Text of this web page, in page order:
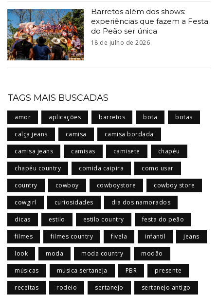
Barretos além dos shows:
experiências que fazem a Festa
do Peão ser única
18 de julho de 2026
TAGS MAIS BUSCADAS
amor aplicações barretos bota botas
calça jeans camisa camisa bordada
camisa jeans camisas camisete chapéu
chapéu country comida caipira como usar
country cowboy cowboystore cowboy store
cowgirl curiosidades dia dos namorados
dicas estilo estilo country festa do peão
filmes filmes country fivela infantil jeans
look moda moda country modão
músicas música sertaneja PBR presente
receitas rodeio sertanejo sertanejo antigo